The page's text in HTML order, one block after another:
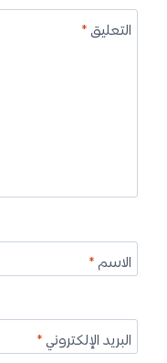
التعليق*
الاسم*
البريد الإلكتروني*